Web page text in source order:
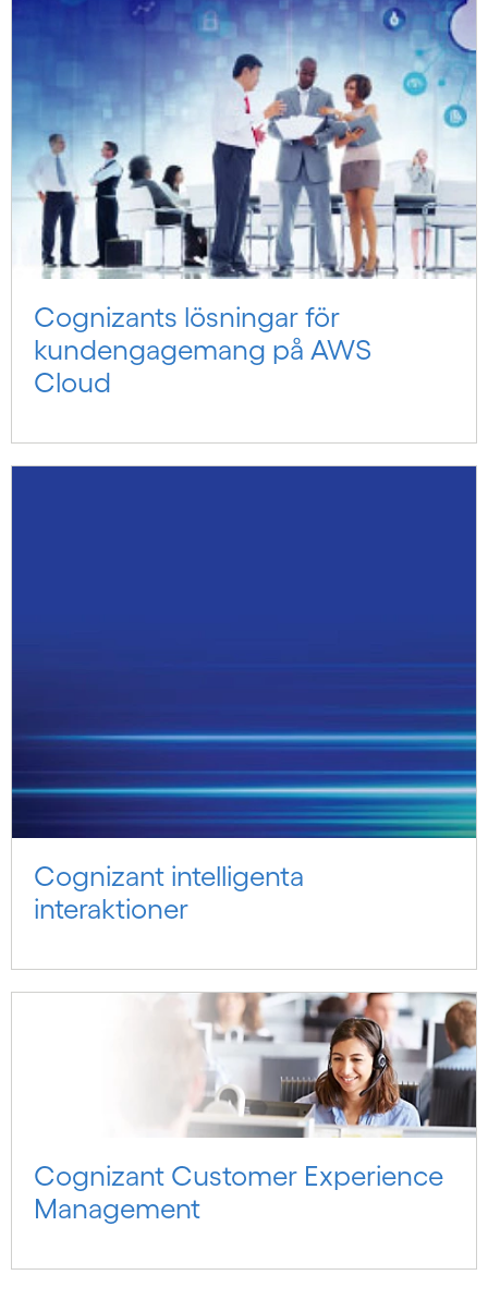
Cognizants lösningar för
kundengagemang på AWS
Cloud
Cognizant intelligenta
interaktioner
Cognizant Customer Experience
Management